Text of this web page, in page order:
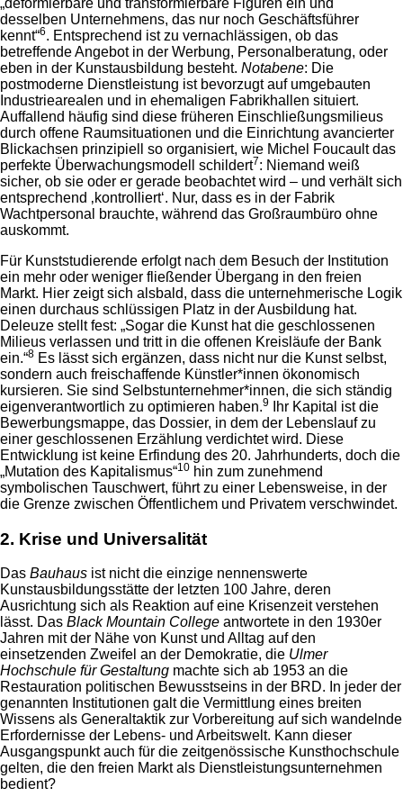
„deformierbare und transformierbare Figuren ein und
desselben Unternehmens, das nur noch Geschäftsführer
kennt“6. Entsprechend ist zu vernachlässigen, ob das
betreffende Angebot in der Werbung, Personalberatung, oder
eben in der Kunstausbildung besteht. Notabene: Die
postmoderne Dienstleistung ist bevorzugt auf umgebauten
Industriearealen und in ehemaligen Fabrikhallen situiert.
Auffallend häufig sind diese früheren Einschließungsmilieus
durch offene Raumsituationen und die Einrichtung avancierter
Blickachsen prinzipiell so organisiert, wie Michel Foucault das
perfekte Überwachungsmodell schildert7: Niemand weiß
sicher, ob sie oder er gerade beobachtet wird – und verhält sich
entsprechend ‚kontrolliert‘. Nur, dass es in der Fabrik
Wachtpersonal brauchte, während das Großraumbüro ohne
auskommt.
Für Kunststudierende erfolgt nach dem Besuch der Institution
ein mehr oder weniger fließender Übergang in den freien
Markt. Hier zeigt sich alsbald, dass die unternehmerische Logik
einen durchaus schlüssigen Platz in der Ausbildung hat.
Deleuze stellt fest: „Sogar die Kunst hat die geschlossenen
Milieus verlassen und tritt in die offenen Kreisläufe der Bank
ein.“8 Es lässt sich ergänzen, dass nicht nur die Kunst selbst,
sondern auch freischaffende Künstler*innen ökonomisch
kursieren. Sie sind Selbstunternehmer*innen, die sich ständig
eigenverantwortlich zu optimieren haben.9
Ihr Kapital ist die
Bewerbungsmappe, das Dossier, in dem der Lebenslauf zu
einer geschlossenen Erzählung verdichtet wird. Diese
Entwicklung ist keine Erfindung des 20. Jahrhunderts, doch die
„Mutation des Kapitalismus“10 hin zum zunehmend
symbolischen Tauschwert, führt zu einer Lebensweise, in der
die Grenze zwischen Öffentlichem und Privatem verschwindet.
2. Krise und Universalität
Das Bauhaus ist nicht die einzige nennenswerte
Kunstausbildungsstätte der letzten 100 Jahre, deren
Ausrichtung sich als Reaktion auf eine Krisenzeit verstehen
lässt. Das Black Mountain College antwortete in den 1930er
Jahren mit der Nähe von Kunst und Alltag auf den
einsetzenden Zweifel an der Demokratie, die Ulmer
Hochschule für Gestaltung machte sich ab 1953 an die
Restauration politischen Bewusstseins in der BRD. In jeder der
genannten Institutionen galt die Vermittlung eines breiten
Wissens als Generaltaktik zur Vorbereitung auf sich wandelnde
Erfordernisse der Lebens- und Arbeitswelt. Kann dieser
Ausgangspunkt auch für die zeitgenössische Kunsthochschule
gelten, die den freien Markt als Dienstleistungsunternehmen
bedient?